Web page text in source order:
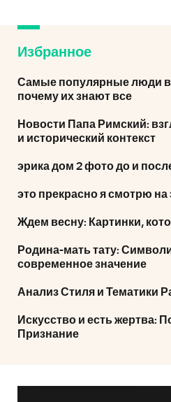
Избранное
Самые популярные люди в
почему их знают все
Новости Папа Римский:
и исторический контекст
эрика дом 2 фото до и
это прекрасно я смотрю на
Ждем весну: Картинки,
Родина-мать тату:
современное значение
Анализ Стиля и Тематики
Искусство и есть жертва:
Признание